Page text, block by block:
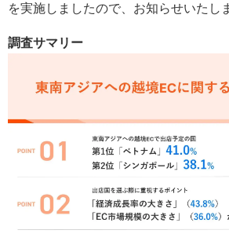
を実施しましたので、お知らせいたし
調査サマリー